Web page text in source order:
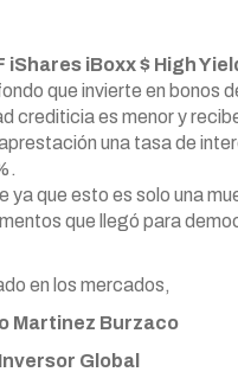
iShares iBoxx $ High
que invierte en bonos
crediticia es menor y
una tasa de
ya que esto es solo una
que llegó para
en los mercados,
Martinez Burzaco
Inversor Global